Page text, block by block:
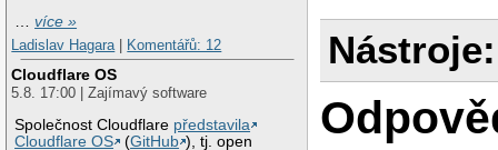
…více »
Ladislav Hagara| Komentářů: 12
Cloudflare OS
5.8. 17:00 | Zajímavý software
Společnost Cloudflare představila
Cloudflare OS
(GitHub ), tj. open
Nástroje: